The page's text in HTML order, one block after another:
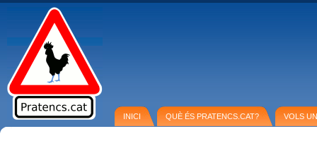
INICI QUÈ ÉS PRATENCS.CAT? VOLS